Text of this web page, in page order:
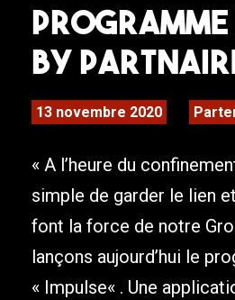
Programme
by
13 novembre 2020
« A l’heure du
simple de garder le lien
font la force de notre
lançons aujourd’hui le
« Impulse« . Une